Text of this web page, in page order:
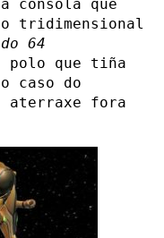
consola que
tridimensional
64
polo que tiña
caso do
aterraxe fora